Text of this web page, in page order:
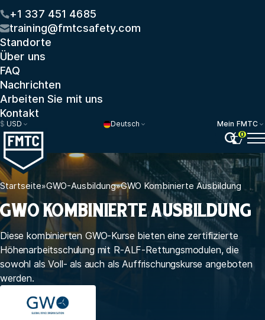
+1 337 451 4685
training@fmtcsafety.com
Standorte
Über uns
FAQ
Nachrichten
Arbeiten Sie mit uns
Kontakt
$ USD Deutsch
Mein FMTC
0
Startseite»GWO-Ausbildung»GWO Kombinierte Ausbildung
GWO KOMBINIERTE AUSBILDUNG
Diese kombinierten GWO-Kurse bieten eine zertifizierte
Höhenarbeitsschulung mit R-ALF-Rettungsmodulen, die
sowohl als Voll- als auch als Auffrischungskurse angeboten
werden.